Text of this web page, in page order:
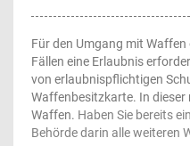
Für den Umgang mit
Fällen eine Erlaubnis
von erlaubnispflichtigen
Waffenbesitzkarte. In dieser
Waffen. Haben Sie bereits
Behörde darin alle weiteren